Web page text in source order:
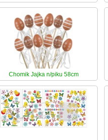
Chomik Jajka n/piku 58cm